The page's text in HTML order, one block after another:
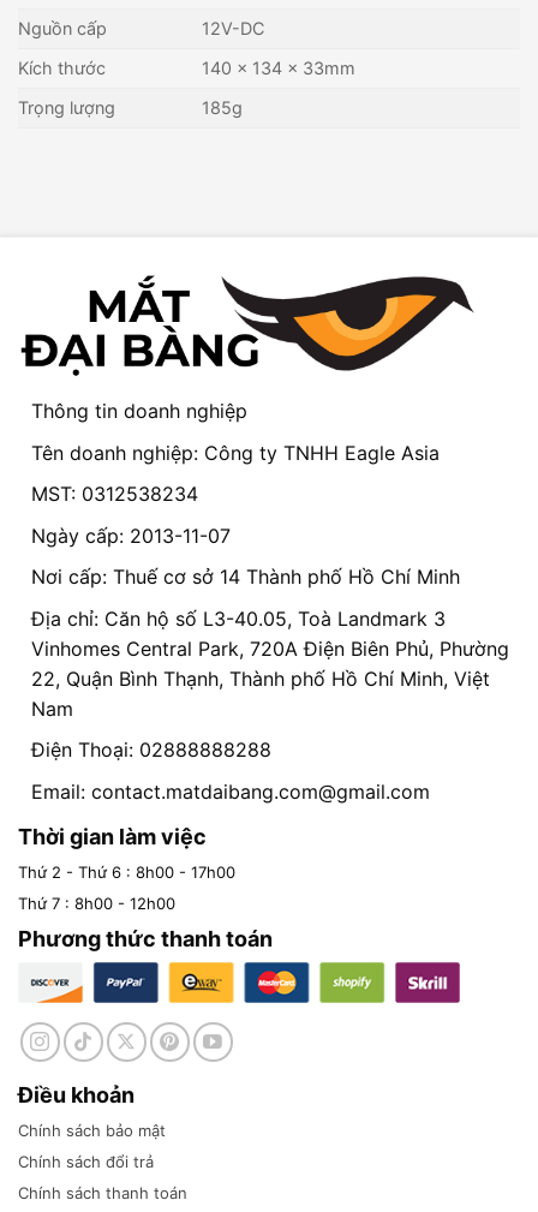
Nguồn cấp
12V-DC
Kích thước
140 x 134 x 33mm
Trọng lượng
185g
Thông tin doanh nghiệp
Tên doanh nghiệp: Công ty TNHH Eagle Asia
MST: 0312538234
Ngày cấp: 2013-11-07
Nơi cấp: Thuế cơ sở 14 Thành phố Hồ Chí Minh
Địa chỉ: Căn hộ số L3-40.05, Toà Landmark 3
Vinhomes Central Park, 720A Điện Biên Phủ, Phường
22, Quận Bình Thạnh, Thành phố Hồ Chí Minh, Việt
Nam
Điện Thoại: 02888888288
Email: contact.matdaibang.com@gmail.com
Thời gian làm việc
Thứ 2 - Thứ 6 : 8h00 - 17h00
Thứ 7 : 8h00 - 12h00
Phương thức thanh toán
Điều khoản
Chính sách bảo mật
Chính sách đổi trả
Chính sách thanh toán